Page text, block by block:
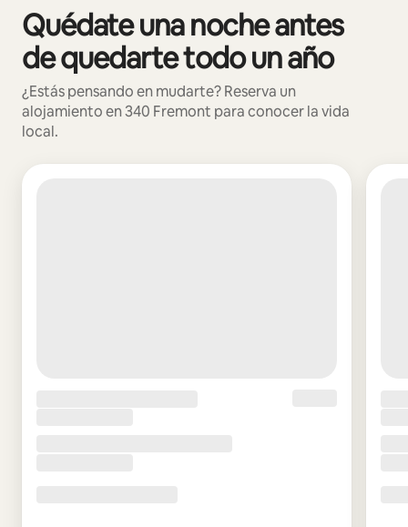
Quédate una noche antes
de quedarte todo un año
¿Estás pensando en mudarte? Reserva un
alojamiento en 340 Fremont para conocer la vida
local.
Se muestran0 de 0 elementos